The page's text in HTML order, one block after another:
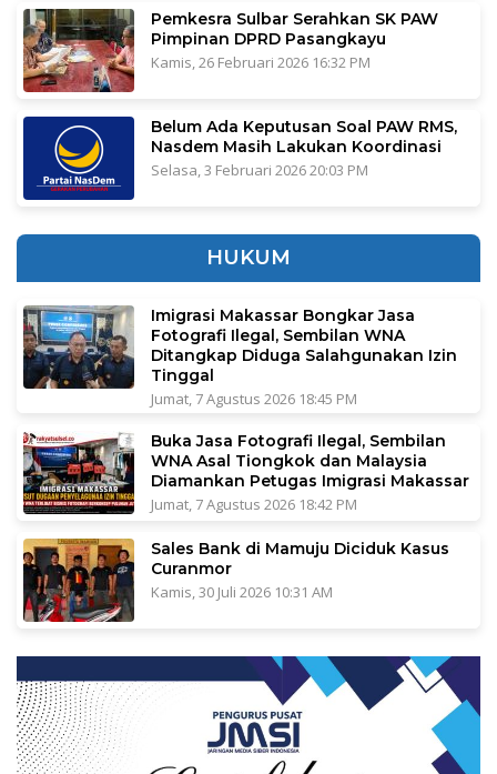
Pemkesra Sulbar Serahkan SK PAW
Pimpinan DPRD Pasangkayu
Kamis, 26 Februari 2026 16:32 PM
Belum Ada Keputusan Soal PAW RMS,
Nasdem Masih Lakukan Koordinasi
Selasa, 3 Februari 2026 20:03 PM
HUKUM
Imigrasi Makassar Bongkar Jasa
Fotografi Ilegal, Sembilan WNA
Ditangkap Diduga Salahgunakan Izin
Tinggal
Jumat, 7 Agustus 2026 18:45 PM
Buka Jasa Fotografi Ilegal, Sembilan
WNA Asal Tiongkok dan Malaysia
Diamankan Petugas Imigrasi Makassar
Jumat, 7 Agustus 2026 18:42 PM
Sales Bank di Mamuju Diciduk Kasus
Curanmor
Kamis, 30 Juli 2026 10:31 AM